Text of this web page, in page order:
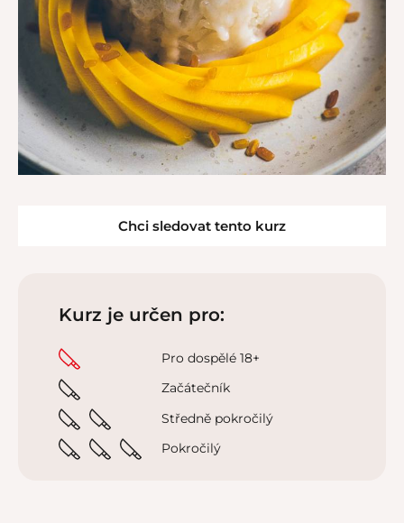
Chci sledovat tento kurz
Kurz je určen pro:
Pro dospělé 18+
Začátečník
Středně pokročilý
Pokročilý